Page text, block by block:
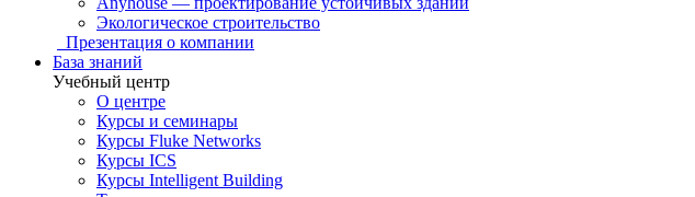
Экологическое строительство
Презентация о компании
База знаний
Учебный центр
О центре
Курсы и семинары
Курсы Fluke Networks
Курсы ICS
Курсы Intelligent Building